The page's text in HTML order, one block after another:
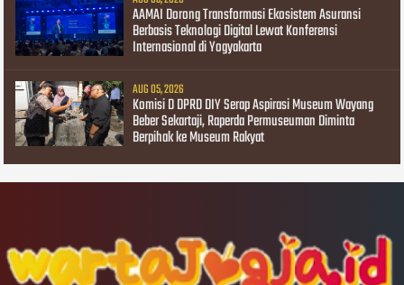
AAMAI Dorong Transformasi Ekosistem Asuransi
Berbasis Teknologi Digital Lewat Konferensi
Internasional di Yogyakarta
AUG 05, 2026
Komisi D DPRD DIY Serap Aspirasi Museum Wayang
Beber Sekartaji, Raperda Permuseuman Diminta
Berpihak ke Museum Rakyat